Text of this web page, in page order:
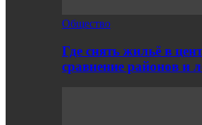
Общество
Где снять жильё в
сравнение районов и